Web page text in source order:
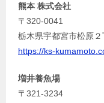
熊本 株式会社
〒320-0041
栃木県宇都宮市松原２
https://ks-
増井養魚場
〒321-3234